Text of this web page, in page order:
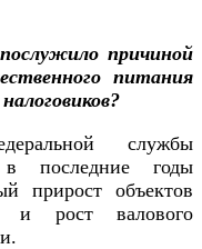
причиной
питания
службы
в последние годы
прирост объектов
и рост валового